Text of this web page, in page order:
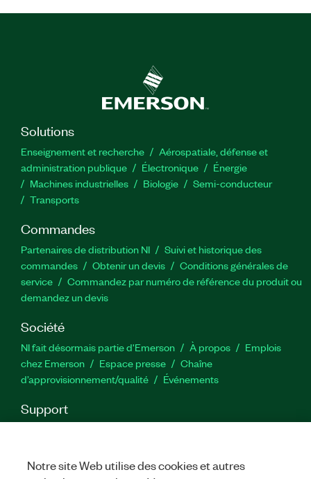
Solutions
Enseignement et recherche
Aérospatiale, défense et
administration publique
Électronique
Énergie​
Machines industrielles
Biologie
Semi-conducteur
Transports
Commandes
Partenaires de distribution NI
Suivi et historique des
commandes
Obtenir un devis
Conditions générales de
service
Commandez par numéro de référence du produit ou
demandez un devis
Société
NI fait désormais partie d'Emerson À propos
Emplois
chez Emerson
Espace presse
Chaîne
d’approvisionnement/qualité
Événements
Support
service
Commentaires sur le site
Notre site Web utilise des cookies et autres